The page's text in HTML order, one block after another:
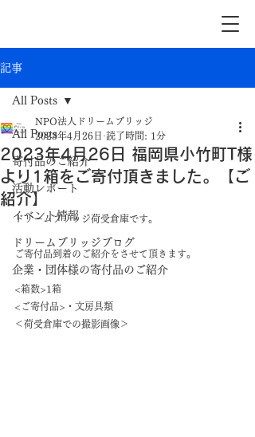
記事
All Posts
寄付品のご紹介
活動レポート
イベント情報
ドリームブリッジブログ
企業・団体様の寄付品のご紹介
All Posts
2023年4月26日 福岡県小竹町T様
より1箱をご寄付頂きました。【ご
紹介】
NPO法人ドリームブリッジ
2023年4月26日 読了時間: 1分
ドリームブリッジ荷受倉庫です。
ご寄付品到着のご紹介をさせて頂きます。
<箱数>1箱
<ご寄付品>・文房具類
＜荷受倉庫での撮影画像＞